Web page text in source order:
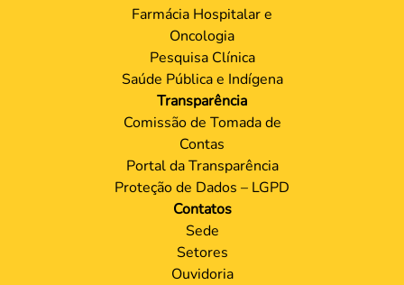
Farmácia Hospitalar e
Oncologia
Pesquisa Clínica
Saúde Pública e Indígena
Transparência
Comissão de Tomada de
Contas
Portal da Transparência
Proteção de Dados – LGPD
Contatos
Sede
Setores
Ouvidoria